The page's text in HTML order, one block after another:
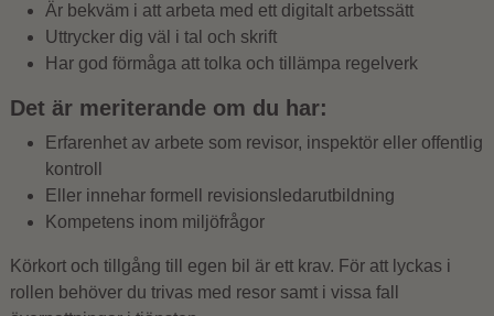
Är bekväm i att arbeta med ett digitalt arbetssätt
Uttrycker dig väl i tal och skrift
Har god förmåga att tolka och tillämpa regelverk
Det är meriterande om du har:
Erfarenhet av arbete som revisor, inspektör eller offentlig
kontroll
Eller innehar formell revisionsledarutbildning
Kompetens inom miljöfrågor
Körkort och tillgång till egen bil är ett krav. För att lyckas i
rollen behöver du trivas med resor samt i vissa fall